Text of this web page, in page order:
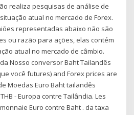
realiza pesquisas de análise de
atual no mercado de Forex.
representadas abaixo não são
ou razão para ações, elas contém
atual no mercado de câmbio.
Nosso conversor Baht Tailandês
você futures) and Forex prices are
Moedas Euro Baht tailandês
- Europa contre Tailândia. Les
Euro contre Baht . da taxa